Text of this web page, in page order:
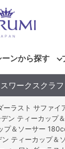
ンから探す
ワークスクラ
ーラスト サファ
ン ティーカッ
プ＆ソーサー
ティーカップ